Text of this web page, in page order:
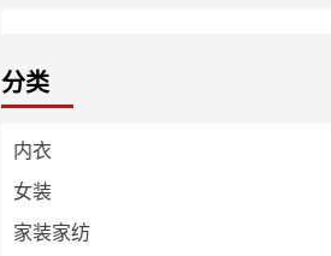
分类
内衣
女装
家装家纺